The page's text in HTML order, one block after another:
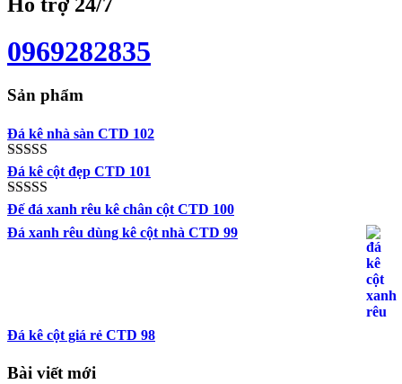
Hỗ trợ 24/7
0969282835
Sản phẩm
Đá kê nhà sàn CTD 102
Được xếp
hạng5.00
Đá kê cột đẹp CTD 101
Được xếp
sao
Đế đá xanh rêu kê chân cột CTD 100
Đá xanh rêu dùng kê cột nhà CTD 99
Đá kê cột giá rẻ CTD 98
Bài viết mới